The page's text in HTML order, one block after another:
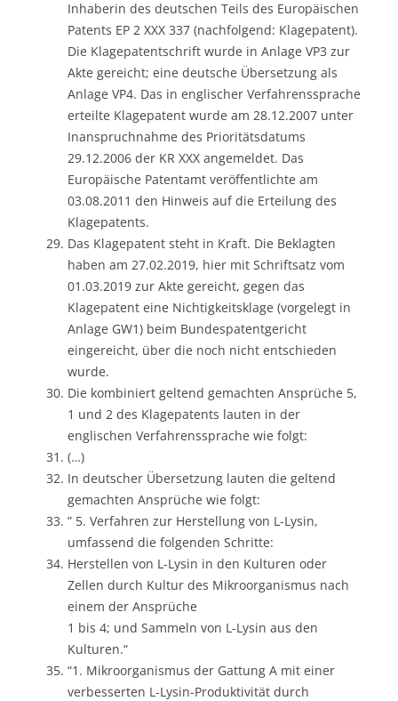
Inhaberin des deutschen Teils des Europäischen
Patents EP 2 XXX 337 (nachfolgend: Klagepatent).
Die Klagepatentschrift wurde in Anlage VP3 zur
Akte gereicht; eine deutsche Übersetzung als
Anlage VP4. Das in englischer Verfahrenssprache
erteilte Klagepatent wurde am 28.12.2007 unter
Inanspruchnahme des Prioritätsdatums
29.12.2006 der KR XXX angemeldet. Das
Europäische Patentamt veröffentlichte am
03.08.2011 den Hinweis auf die Erteilung des
Klagepatents.
Das Klagepatent steht in Kraft. Die Beklagten
haben am 27.02.2019, hier mit Schriftsatz vom
01.03.2019 zur Akte gereicht, gegen das
Klagepatent eine Nichtigkeitsklage (vorgelegt in
Anlage GW1) beim Bundespatentgericht
eingereicht, über die noch nicht entschieden
wurde.
Die kombiniert geltend gemachten Ansprüche 5,
1 und 2 des Klagepatents lauten in der
englischen Verfahrenssprache wie folgt:
(…)
In deutscher Übersetzung lauten die geltend
gemachten Ansprüche wie folgt:
” 5. Verfahren zur Herstellung von L-Lysin,
umfassend die folgenden Schritte:
Herstellen von L-Lysin in den Kulturen oder
Zellen durch Kultur des Mikroorganismus nach
einem der Ansprüche
1 bis 4; und Sammeln von L-Lysin aus den
Kulturen.“
“1. Mikroorganismus der Gattung A mit einer
verbesserten L-Lysin-Produktivität durch